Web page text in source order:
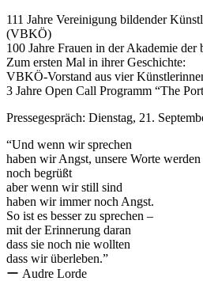
111 Jahre Vereinigung bildender
(VBKÖ)
100 Jahre Frauen in der Akademie der
Zum ersten Mal in ihrer Geschichte:
VBKÖ-Vorstand aus vier
3 Jahre Open Call Programm “The
Pressegespräch: Dienstag, 21.
“Und wenn wir sprechen
haben wir Angst, unsere Worte
noch begrüßt
aber wenn wir still sind
haben wir immer noch Angst.
So ist es besser zu sprechen –
mit der Erinnerung daran
dass sie noch nie wollten
dass wir überleben.”
ー Audre Lorde